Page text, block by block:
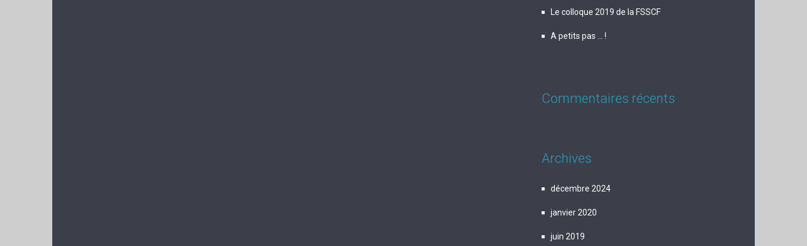
Le colloque 2019 de la FSSCF
A petits pas … !
Commentaires récents
Archives
décembre 2024
janvier 2020
juin 2019